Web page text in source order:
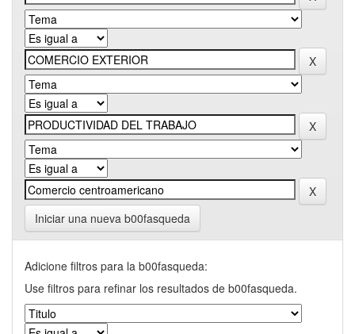
Iniciar una nueva b00fasqueda
Adicione filtros para la b00fasqueda:
Use filtros para refinar los resultados de b00fasqueda.